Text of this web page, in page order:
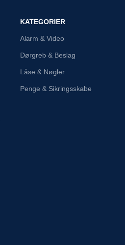
KATEGORIER
Alarm & Video
Dørgreb & Beslag
Låse & Nøgler
Penge & Sikringsskabe